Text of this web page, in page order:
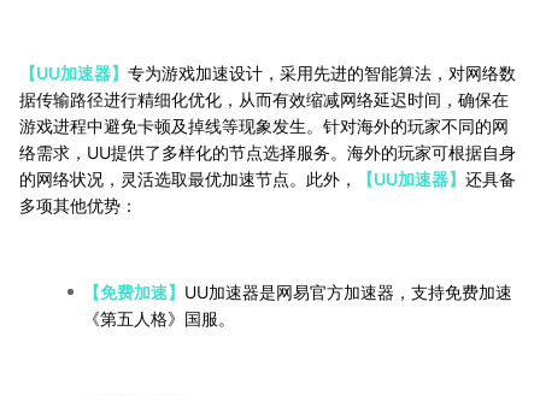
【UU加速器】 专为游戏加速设计，采用先进的智能算法，对网络数
据传输路径进行精细化优化，从而有效缩减网络延迟时间，确保在
游戏进程中避免卡顿及掉线等现象发生。针对海外的玩家不同的网
络需求，UU提供了多样化的节点选择服务。海外的玩家可根据自身
的网络状况，灵活选取最优加速节点。此外，
【UU加速器】 还具备
多项其他优势：
【免费加速】 UU加速器是网易官方加速器，支持免费加速
《第五人格》国服。